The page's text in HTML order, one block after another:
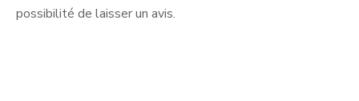
possibilité de laisser un avis.